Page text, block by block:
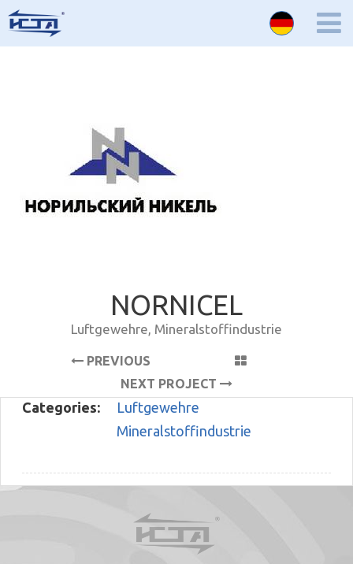
NORNICEL
Luftgewehre, Mineralstoffindustrie
PREVIOUS
PROJECTNEXT PROJECT
Categories:
Luftgewehre
Mineralstoffindustrie